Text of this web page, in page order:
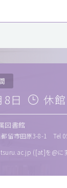
援
日 休館
図書館
留市田原3-8-1 Tel
([at]を@に